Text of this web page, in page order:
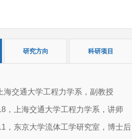
研究方向 科研项目
海交通大学工程力学系，副教授
，上海交通大学工程力学系，讲师
，东京大学流体工学研究室，博士后